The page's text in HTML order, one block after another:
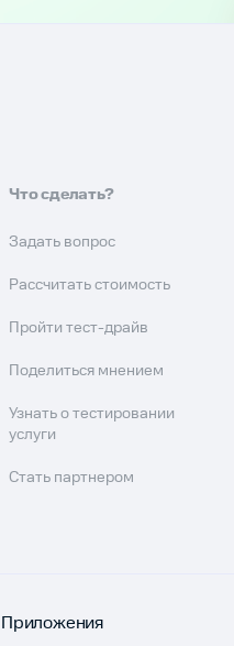
Что сделать?
Задать вопрос
Рассчитать стоимость
Пройти тест-драйв
Поделиться мнением
Узнать о тестировании
услуги
Стать партнером
Приложения